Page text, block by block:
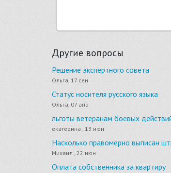
Другие вопросы
Решение экспертного совета
Ольга, 17 сен
Статус носителя русского языка
Ольга, 07 апр
льготы ветеранам боевых
екатерина , 13 июн
Насколько правомерно выписан
Михаил , 22 июн
Оплата собственника за квартиру